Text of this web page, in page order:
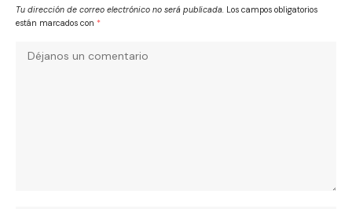
Tu dirección de correo electrónico no será publicada. Los campos obligatorios
están marcados con *